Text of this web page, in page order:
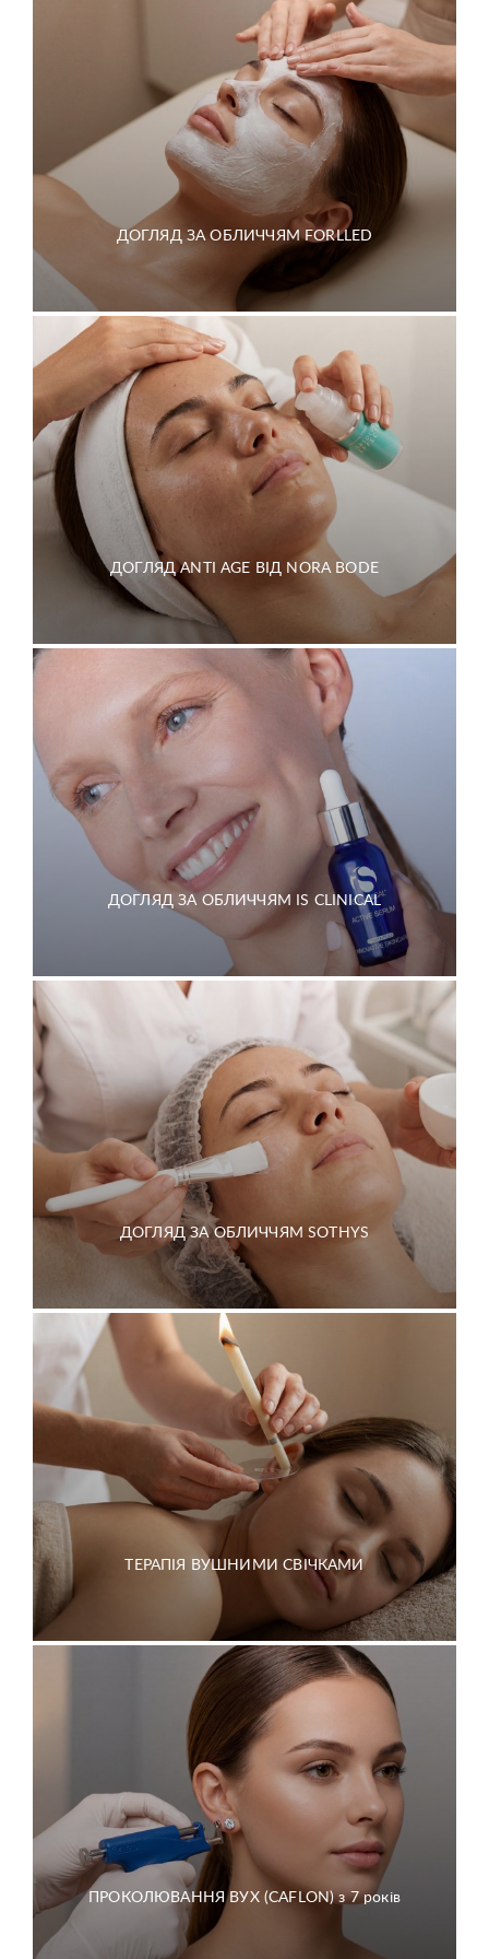
ДОГЛЯД ЗА ОБЛИЧЧЯМ FORLLED
ДОГЛЯД ANTI AGE ВІД NORA BODE
ДОГЛЯД ЗА ОБЛИЧЧЯМ IS CLINICAL
ДОГЛЯД ЗА ОБЛИЧЧЯМ SOTHYS
ТЕРАПІЯ ВУШНИМИ СВІЧКАМИ
ПРОКОЛЮВАННЯ ВУХ (CAFLON) з 7 років
Надіслати
Надіслати